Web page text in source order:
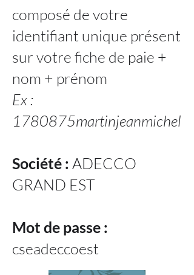
composé de votre
identifiant unique présent
sur votre fiche de paie +
nom + prénom
Ex :
1780875martinjeanmichel
Société : ADECCO
GRAND EST
Mot de passe :
cseadeccoest